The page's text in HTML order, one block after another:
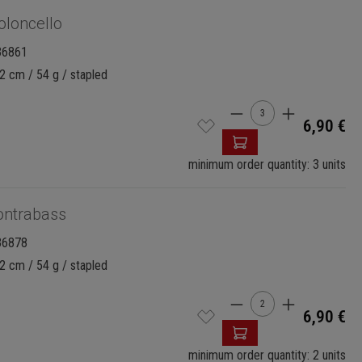
cm / 54 g / stapled
Product
6,90 €
minimum order quantity: 3 units
cm / 54 g / stapled
Product
6,90 €
minimum order quantity: 2 units